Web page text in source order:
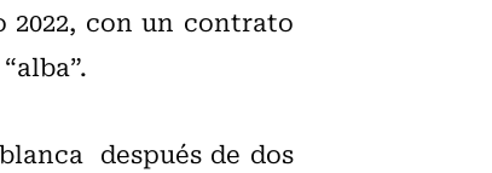
con un contrato
después de dos